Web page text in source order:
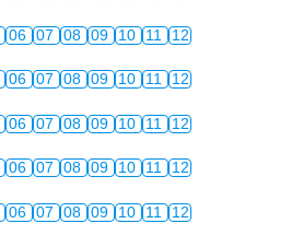
06 07 08 09 10 11 12
06 07 08 09 10 11 12
06 07 08 09 10 11 12
06 07 08 09 10 11 12
06 07 08 09 10 11 12